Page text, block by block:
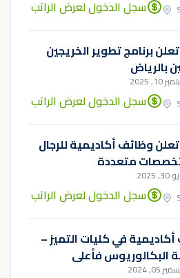
سجل الدخول لعرض الراتب
برنامج تطوير الخريجين
بالرياض
10, 2025
سجل الدخول لعرض الراتب
وظائف أكاديمية للرجال
متعددة
سجل الدخول لعرض الراتب
في كليات التميز –
البكالوريوس فأعلى
05, 2024